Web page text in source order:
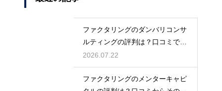
ファクタリングのダンバリコンサ
ルティングの評判は？口コミで実
態を解説
2026.07.22
ファクタリングのメンターキャピ